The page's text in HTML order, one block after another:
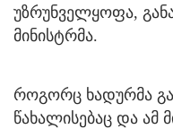
უზრუნველყოფა,
მინისტრმა.
როგორც ხადურმა
წახალისებაც და ამ